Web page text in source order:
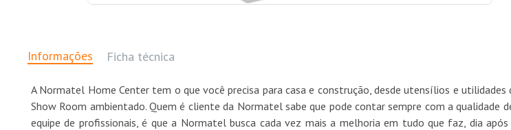
Informações Ficha técnica
A Normatel Home Center tem o que você precisa para casa e construção, desde utensílios e
Show Room ambientado. Quem é cliente da Normatel sabe que pode contar sempre com a qualidade
equipe de profissionais, é que a Normatel busca cada vez mais a melhoria em tudo que faz, dia